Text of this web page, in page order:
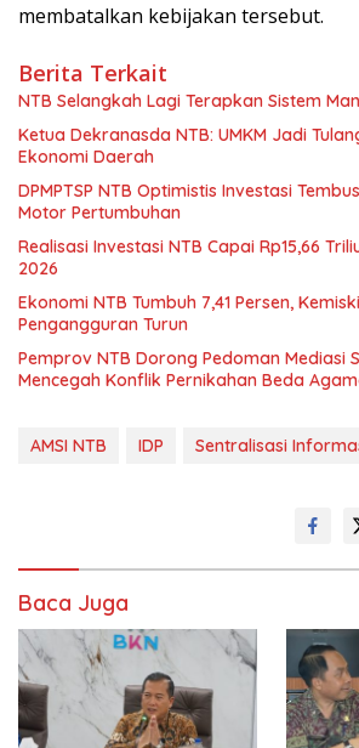
membatalkan kebijakan tersebut.
Berita Terkait
NTB Selangkah Lagi Terapkan Sistem
Ketua Dekranasda NTB: UMKM Jadi
Ekonomi Daerah
DPMPTSP NTB Optimistis Investasi
Motor Pertumbuhan
Realisasi Investasi NTB Capai Rp15,66
2026
Ekonomi NTB Tumbuh 7,41 Persen,
Pengangguran Turun
Pemprov NTB Dorong Pedoman Mediasi
Mencegah Konflik Pernikahan Beda
AMSI NTB IDP Sentralisasi
Baca Juga